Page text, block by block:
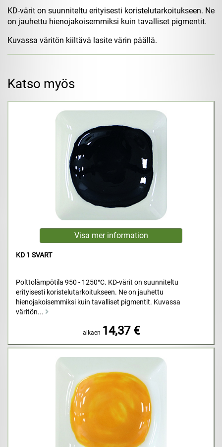
KD-värit on suunniteltu erityisesti koristelutarkoitukseen. Ne
on jauhettu hienojakoisemmiksi kuin tavalliset pigmentit.
Kuvassa väritön kiiltävä lasite värin päällä.
Katso myös
KD 1 SVART
Polttolämpötila 950 - 1250°C. KD-värit on suunniteltu
erityisesti koristelutarkoitukseen. Ne on jauhettu
hienojakoisemmiksi kuin tavalliset pigmentit. Kuvassa
väritön...
alkaen 14,37 €